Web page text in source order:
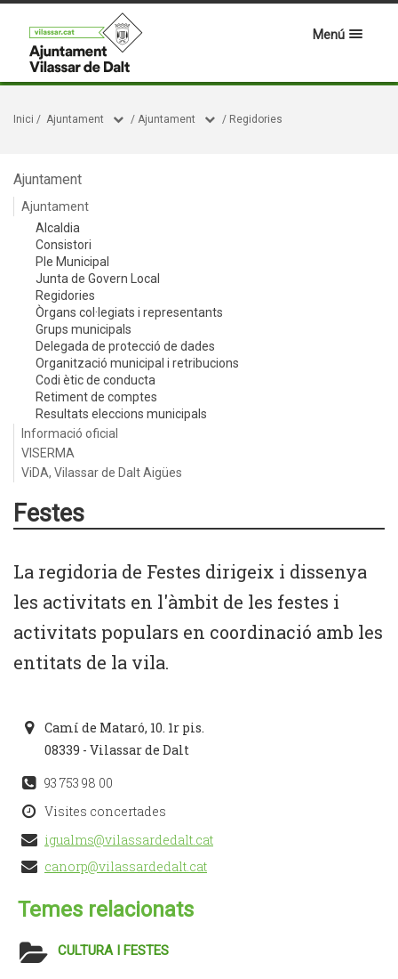
Menú
Inici / Ajuntament / Ajuntament / Regidories
Ajuntament
Ajuntament
Alcaldia
Consistori
Ple Municipal
Junta de Govern Local
Regidories
Òrgans col·legiats i representants
Grups municipals
Delegada de protecció de dades
Organització municipal i retribucions
Codi ètic de conducta
Retiment de comptes
Resultats eleccions municipals
Informació oficial
VISERMA
ViDA, Vilassar de Dalt Aigües
Festes
La regidoria de Festes dirigeix i dissenya
les activitats en l'àmbit de les festes i
activitats populars en coordinació amb les
entitats de la vila.
Camí de Mataró, 10. 1r pis.
08339 - Vilassar de Dalt
93 753 98 00
Visites concertades
igualms@vilassardedalt.cat
canorp@vilassardedalt.cat
Temes relacionats
CULTURA I FESTES